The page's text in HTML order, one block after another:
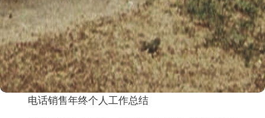
电话销售年终个人工作总结